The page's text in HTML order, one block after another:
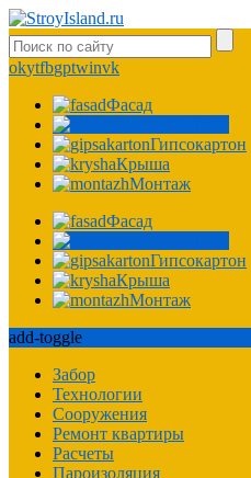
okytfbgptwinvk
Фасад
Гипсокартон
Крыша
Монтаж
Фасад
Гипсокартон
Крыша
Монтаж
add-toggle
Забор
Технологии
Сооружения
Ремонт квартиры
Расчеты
Пароизоляция